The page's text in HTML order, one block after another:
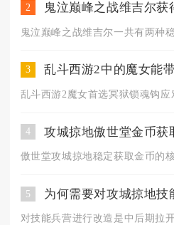
2 鬼泣巅峰之战维吉尔获
3 乱斗西游2中的魔女能
4 攻城掠地傲世堂金币获
5 为何需要对攻城掠地技